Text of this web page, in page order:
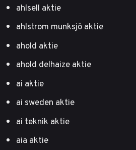
ahlsell aktie
ahlstrom munksjö aktie
ahold aktie
ahold delhaize aktie
ai aktie
ai sweden aktie
ai teknik aktie
aia aktie